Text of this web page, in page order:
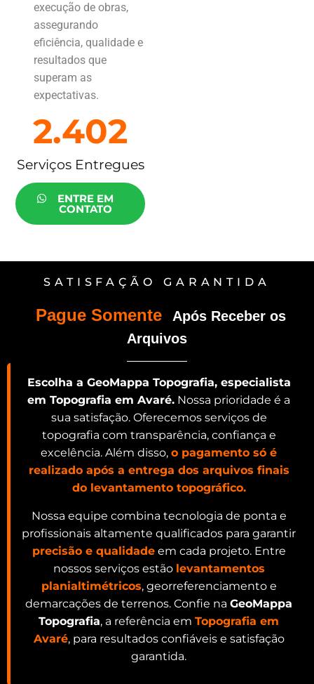
execução de obras,
assegurando
eficiência, qualidade e
resultados que
superam as
expectativas.
Serviços Entregues
2.402
ENTRE EM
CONTATO
SATISFAÇÃO GARANTIDA
Pague Somente
Após Receber os
Arquivos
Escolha a GeoMappa Topografia, especialista
em Topografia em Avaré. Nossa prioridade é a
sua satisfação. Oferecemos serviços de
topografia com transparência, confiança e
excelência. Além disso, o pagamento só é
realizado após a entrega dos arquivos finais
do levantamento topográfico.
Nossa equipe combina tecnologia de ponta e
profissionais altamente qualificados para garantir
precisão e qualidadeem cada projeto. Entre
nossos serviços estão levantamentos
planialtimétricos, georreferenciamento e
demarcações de terrenos. Confie na GeoMappa
Topografia, a referência em Topografia em
Avaré, para resultados confiáveis e satisfação
garantida.